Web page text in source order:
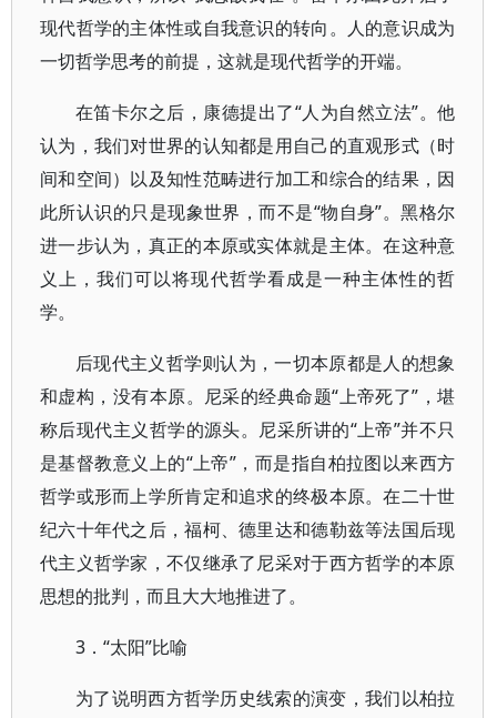
现代哲学的主体性或自我意识的转向。人的意识成为
一切哲学思考的前提，这就是现代哲学的开端。
在笛卡尔之后，康德提出了“人为自然立法”。他
认为，我们对世界的认知都是用自己的直观形式（时
间和空间）以及知性范畴进行加工和综合的结果，因
此所认识的只是现象世界，而不是“物自身”。黑格尔
进一步认为，真正的本原或实体就是主体。在这种意
义上，我们可以将现代哲学看成是一种主体性的哲
学。
后现代主义哲学则认为，一切本原都是人的想象
和虚构，没有本原。尼采的经典命题“上帝死了”，堪
称后现代主义哲学的源头。尼采所讲的“上帝”并不只
是基督教意义上的“上帝”，而是指自柏拉图以来西方
哲学或形而上学所肯定和追求的终极本原。在二十世
纪六十年代之后，福柯、德里达和德勒兹等法国后现
代主义哲学家，不仅继承了尼采对于西方哲学的本原
思想的批判，而且大大地推进了。
3．“太阳”比喻
为了说明西方哲学历史线索的演变，我们以柏拉